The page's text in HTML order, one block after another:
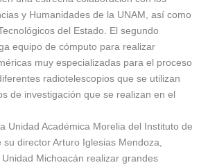
y Humanidades de la UNAM, así como
del Estado. El segundo
equipo de cómputo para realizar
muy especializadas para el proceso
radiotelescopios que se utilizan
de investigación que se realizan en el
Unidad Académica Morelia del Instituto de
director Arturo Iglesias Mendoza,
Michoacán realizar grandes